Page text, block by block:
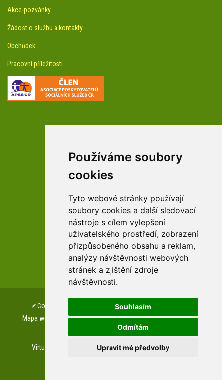
Používáme soubory
cookies
Tyto webové stránky používají
soubory cookies a další sledovací
nástroje s cílem vylepšení
uživatelského prostředí, zobrazení
přizpůsobeného obsahu a reklam,
analýzy návštěvnosti webových
stránek a zjištění zdroje
návštěvnosti.
Souhlasím
Odmítám
Upravit mé předvolby
Akce-pozvánky
Žádost o službu a kontakty
Obchůdek
Pracovní příležitosti
facebookové profily domova a arboreta
Youtube profily domova a arboreta
zařízení Pardubického kraje
Copyright © www.csszampach.cz, created by
Mapa webu
Prohlášení o přístupnosti GDPR
Cookies
Napište nám
Virtuální prohlídky Letecké prohlídky
Web kamera